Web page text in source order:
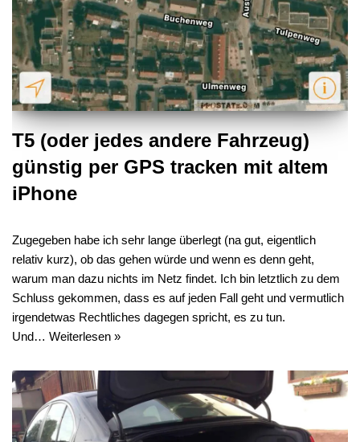
T5 (oder jedes andere Fahrzeug)
günstig per GPS tracken mit altem
iPhone
Zugegeben habe ich sehr lange überlegt (na gut, eigentlich
relativ kurz), ob das gehen würde und wenn es denn geht,
warum man dazu nichts im Netz findet. Ich bin letztlich zu dem
Schluss gekommen, dass es auf jeden Fall geht und vermutlich
irgendetwas Rechtliches dagegen spricht, es zu tun.
Und… Weiterlesen »